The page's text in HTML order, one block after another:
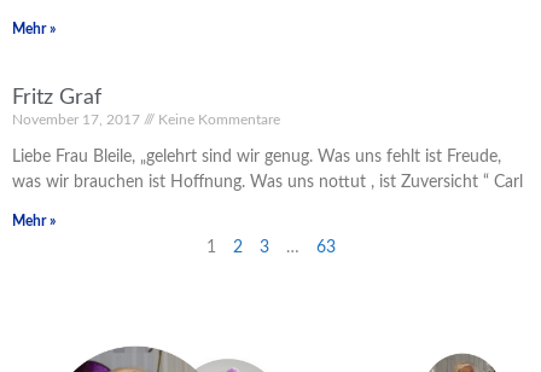
Mehr »
Fritz Graf
November 17, 2017 Keine Kommentare
Liebe Frau Bleile, „gelehrt sind wir genug. Was uns fehlt ist Freude,
was wir brauchen ist Hoffnung. Was uns nottut , ist Zuversicht “ Carl
Mehr »
1 2 3 … 63